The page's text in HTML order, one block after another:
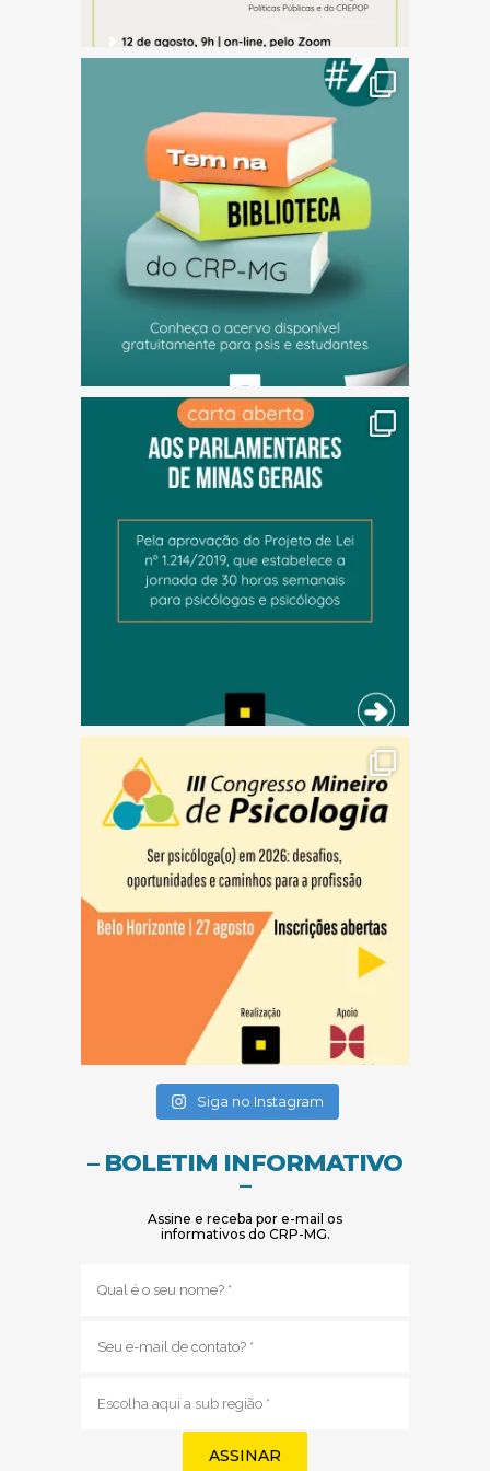
Siga no Instagram
– BOLETIM INFORMATIVO
–
Assine e receba por e-mail os
informativos do CRP-MG.
mail
região